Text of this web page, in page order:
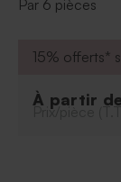
Se
Peut
Par 6 pièces
15% offerts*
À partir
Prix/pièce